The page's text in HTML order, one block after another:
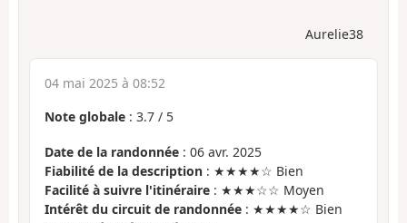
Aurelie38
04 mai 2025 à 08:52
Note globale : 3.7 / 5
Date de la randonnée : 06 avr. 2025
Fiabilité de la description : ★★★★☆ Bien
Facilité à suivre l'itinéraire : ★★★☆☆ Moyen
Intérêt du circuit de randonnée : ★★★★☆ Bien